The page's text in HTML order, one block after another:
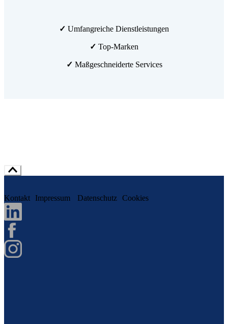
✓ Umfangreiche Dienstleistungen
✓ Top-Marken
✓ Maßgeschneiderte Services
Kontakt Impressum Datenschutz Cookies